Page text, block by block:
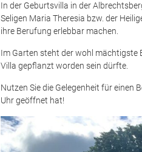
In der Geburtsvilla in der
Seligen Maria Theresia bzw. der
ihre Berufung erlebbar machen.
Im Garten steht der wohl mächtigste
Villa gepflanzt worden sein dürfte.
Nutzen Sie die Gelegenheit für einen
Uhr geöffnet hat!